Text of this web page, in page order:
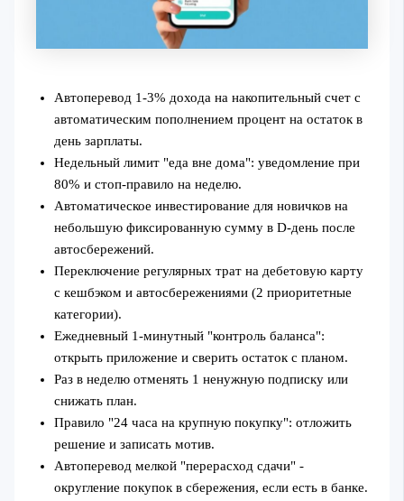
Автоперевод 1-3% дохода на накопительный счет с
автоматическим пополнением процент на остаток в
день зарплаты.
Недельный лимит "еда вне дома": уведомление при
80% и стоп‑правило на неделю.
Автоматическое инвестирование для новичков на
небольшую фиксированную сумму в D‑день после
автосбережений.
Переключение регулярных трат на дебетовую карту
с кешбэком и автосбережениями (2 приоритетные
категории).
Ежедневный 1‑минутный "контроль баланса":
открыть приложение и сверить остаток с планом.
Раз в неделю отменять 1 ненужную подписку или
снижать план.
Правило "24 часа на крупную покупку": отложить
решение и записать мотив.
Автоперевод мелкой "перерасход сдачи" -
округление покупок в сбережения, если есть в банке.